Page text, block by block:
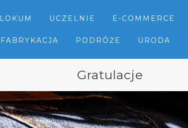
LOKUM UCZELNIE E-COMMERCE
FABRYKACJA PODRÓŻE URODA
Gratulacje